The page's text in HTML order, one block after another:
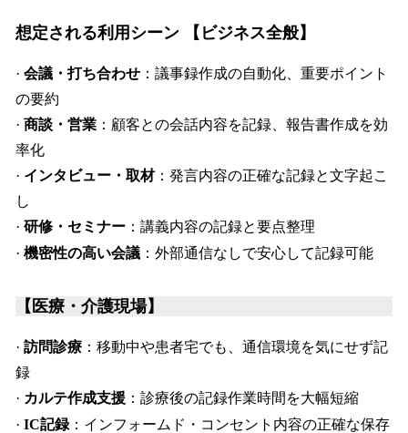
想定される利用シーン 【ビジネス全般】
· 会議・打ち合わせ ：議事録作成の自動化、重要ポイント
の要約
· 商談・営業 ：顧客との会話内容を記録、報告書作成を効
率化
· インタビュー・取材：発言内容の正確な記録と文字起こ
し
· 研修・セミナー ：講義内容の記録と要点整理
· 機密性の高い会議 ：外部通信なしで安心して記録可能
【医療・介護現場】
· 訪問診療 ：移動中や患者宅でも、通信環境を気にせず記
録
· カルテ作成支援 ：診療後の記録作業時間を大幅短縮
· IC記録：インフォームド・コンセント内容の正確な保存